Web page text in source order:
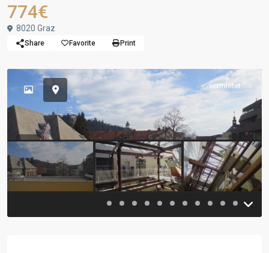
774€
8020 Graz
Share Favorite Print
vermietet
Previous